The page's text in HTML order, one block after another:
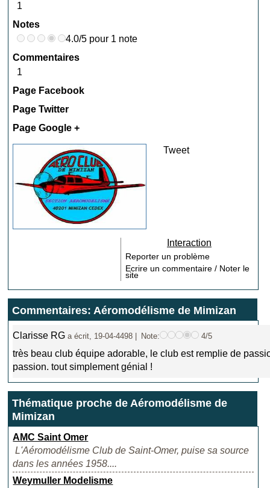
1
Notes
4.0/5 pour 1 note
Commentaires
1
Page Facebook
Page Twitter
Page Google +
Tweet
Interaction
Reporter un problème
Ecrire un commentaire / Noter le
site
Commentaires: Aéromodélisme de Mimizan
Clarisse RGa écrit, 19-04-4498 | Note: 4/5
très beau club équipe adorable, le club est remplie de
passion. tout simplement génial !
Thématique proche de Aéromodélisme de
Mimizan
AMC Saint Omer
L'Aéromodélisme Club de Saint-Omer, puise sa source
dans les années 1958....
Weymuller Modelisme